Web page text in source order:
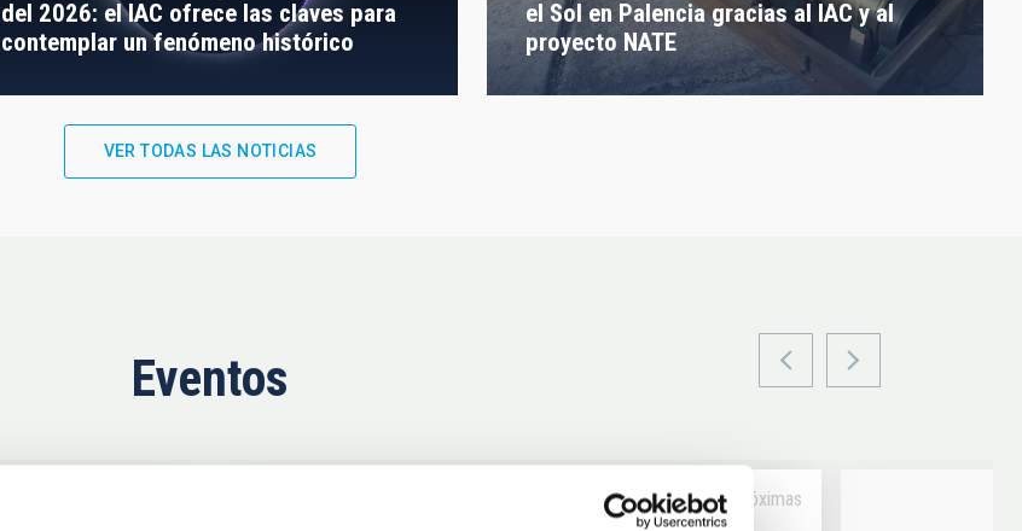
del 2026: el IAC ofrece las claves para
contemplar un fenómeno histórico
el Sol en Palencia gracias al IAC y al
proyecto NATE
VER TODAS LAS NOTICIAS
Eventos
Próximas